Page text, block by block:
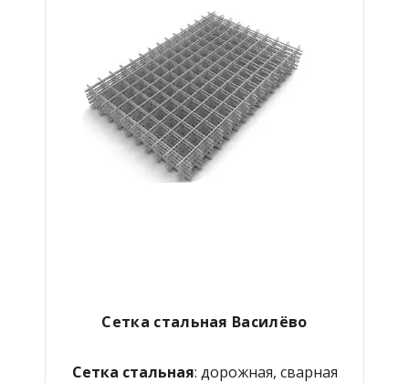
Сетка стальная Василёво
Сетка стальная: дорожная, сварная